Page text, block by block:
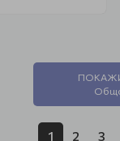
1 2 3